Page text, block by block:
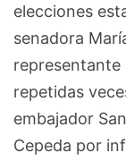
elecciones
senadora
representante
repetidas
embajador
Cepeda por